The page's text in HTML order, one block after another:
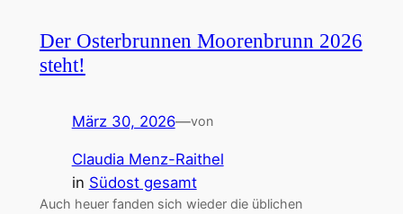
Der Osterbrunnen Moorenbrunn 2026
steht!
März 30, 2026—von
Claudia Menz-Raithel
in Südost gesamt
Auch heuer fanden sich wieder die üblichen